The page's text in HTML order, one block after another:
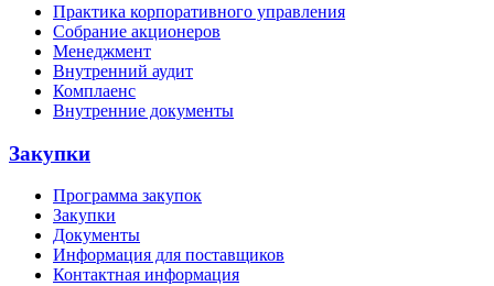
Практика корпоративного управления
Собрание акционеров
Менеджмент
Внутренний аудит
Комплаенс
Внутренние документы
Закупки
Программа закупок
Закупки
Документы
Информация для поставщиков
Контактная информация